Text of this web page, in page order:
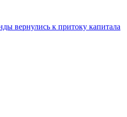
вернулись к притоку капитала